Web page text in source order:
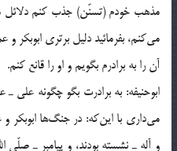
مذهب خودم (تسنّن) جذب كنم دلائل
مي‌كنم، بفرمائيد دليل برتري ابوبكر
آن را به برادرم بگويم و او را قانع كنم.
ابوحنيفه: به برادرت بگو چگونه علي ـ
مي‌داري با اين‌كه: در جنگ‌ها ابوبكر و
و آله ـ نشسته بودند، و پيامبر ـ صلّي